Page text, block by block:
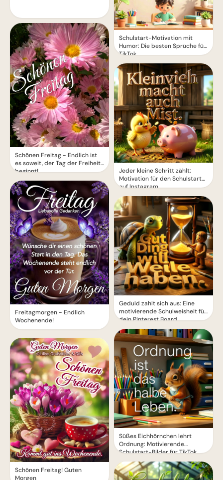
Schönen Freitag - Endlich ist
es soweit, der Tag der Freiheit
beginnt!
Freitagmorgen - Endlich
Wochenende!
Schönen Freitag! Guten
Morgen
Schulstart-Motivation mit
Humor: Die besten Sprüche für
TikTok
Jeder kleine Schritt zählt:
Motivation für den Schulstart
auf Instagram.
Geduld zahlt sich aus: Eine
motivierende Schulweisheit für
dein Pinterest Board
Süßes Eichhörnchen lehrt
Ordnung: Motivierende
Schulstart-Bilder für TikTok